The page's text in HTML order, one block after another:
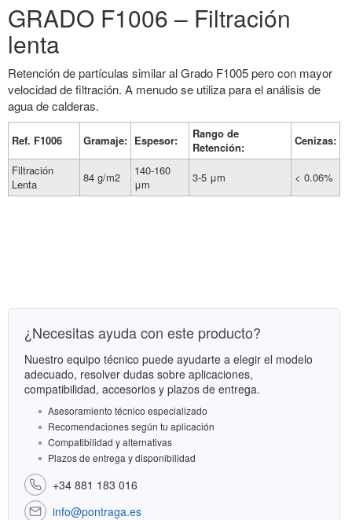
GRADO F1006 – Filtración
lenta
Retención de partículas similar al Grado F1005 pero con mayor
velocidad de filtración. A menudo se utiliza para el análisis de
agua de calderas.
Ref. F1006 Gramaje: Espesor:
Rango de
Retención:
Cenizas:
Filtración
Lenta
84 g/m2
140-160
μm
3-5 μm < 0.06%
¿Necesitas ayuda con este producto?
Nuestro equipo técnico puede ayudarte a elegir el modelo
adecuado, resolver dudas sobre aplicaciones,
compatibilidad, accesorios y plazos de entrega.
Asesoramiento técnico especializado
Recomendaciones según tu aplicación
Compatibilidad y alternativas
Plazos de entrega y disponibilidad
+34 881 183 016
info@pontraga.es